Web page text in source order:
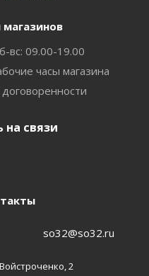
вс: 09.00-19.00
часы магазина
на связи
so32@so32.ru
2